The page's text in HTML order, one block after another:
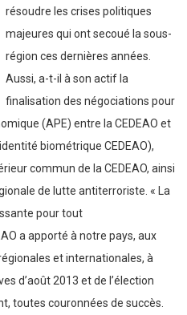
résoudre les crises politiques
majeures qui ont secoué la sous-
région ces dernières années.
Aussi, a-t-il à son actif la
finalisation des négociations pour
(APE) entre la CEDEAO et
biométrique CEDEAO),
commun de la CEDEAO, ainsi
de lutte antiterroriste. « La
pour tout
a apporté à notre pays, aux
et internationales, à
d’août 2013 et de l’élection
toutes couronnées de succès.